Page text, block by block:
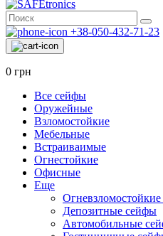
+38-050-432-71-23
0 грн
Все сейфы
Оружейные
Взломостойкие
Мебельные
Встраиваимые
Огнестойкие
Офисные
Еще
Депозитные сейфы
Автомобильные